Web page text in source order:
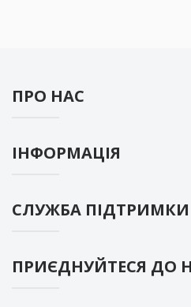
ПРО НАС
ІНФОРМАЦІЯ
СЛУЖБА ПІДТРИМКИ
ПРИЄДНУЙТЕСЯ ДО